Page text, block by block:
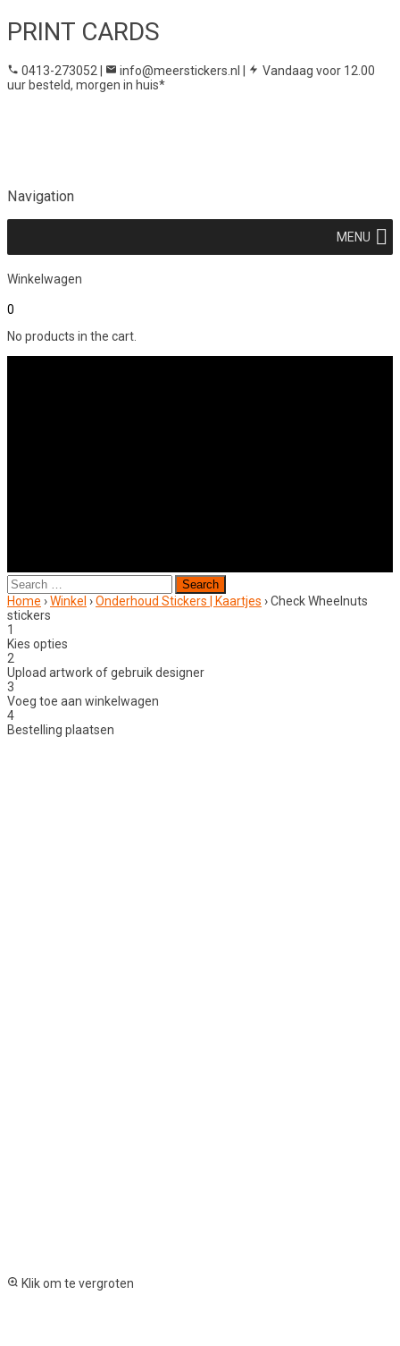
PRINT CARDS
0413-273052 | info@meerstickers.nl |
Vandaag voor 12.00
uur besteld, morgen in huis*
Navigation
MENU
Winkelwagen
0
No products in the cart.
Search
for:
Home ›Winkel ›Onderhoud Stickers | Kaartjes ›Check Wheelnuts
stickers
1
Kies opties
2
Upload artwork of gebruik designer
3
Voeg toe aan winkelwagen
4
Bestelling plaatsen
Klik om te vergroten